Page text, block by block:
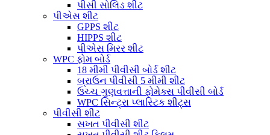
પીસી સોલિડ શીટ
પીએસ શીટ
GPPS શીટ
HIPPS શીટ
પીએસ મિરર શીટ
WPC ફોમ બોર્ડ
18 મીમી પીવીસી બોર્ડ શીટ
બ્રાઉન પીવીસી 5 મીમી શીટ
ઉચ્ચ ગુણવત્તાની ફોમેક્સ પીવીસી બોર્ડ
WPC સિન્ટ્રા પ્લાસ્ટિક શીટ્સ
પીવીસી શીટ
સખત પીવીસી શીટ